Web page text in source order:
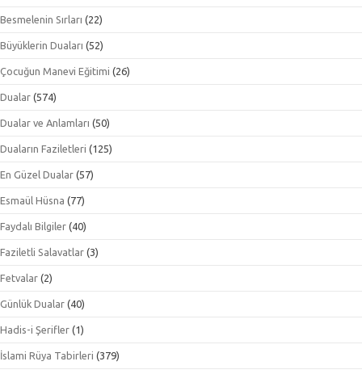
Besmelenin Sırları (22)
Büyüklerin Duaları (52)
Çocuğun Manevi Eğitimi (26)
Dualar (574)
Dualar ve Anlamları (50)
Duaların Faziletleri (125)
En Güzel Dualar (57)
Esmaül Hüsna (77)
Faydalı Bilgiler (40)
Faziletli Salavatlar (3)
Fetvalar (2)
Günlük Dualar (40)
Hadis-i Şerifler (1)
İslami Rüya Tabirleri (379)